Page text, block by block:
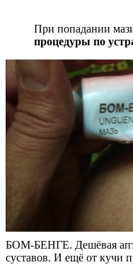
При попадании
процедуры по
БОМ-БЕНГЕ. Дешёвая
суставов. И ещё от кучи